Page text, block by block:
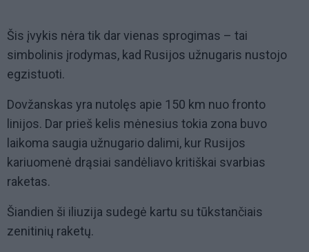
Šis įvykis nėra tik dar vienas sprogimas – tai
simbolinis įrodymas, kad Rusijos užnugaris nustojo
egzistuoti.
Dovžanskas yra nutolęs apie 150 km nuo fronto
linijos. Dar prieš kelis mėnesius tokia zona buvo
laikoma saugia užnugario dalimi, kur Rusijos
kariuomenė drąsiai sandėliavo kritiškai svarbias
raketas.
Šiandien ši iliuzija sudegė kartu su tūkstančiais
zenitinių raketų.